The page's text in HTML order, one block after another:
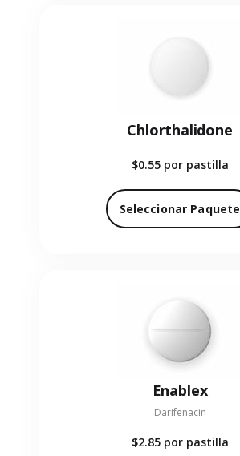
Chlorthalidone
$0.55 por pastilla
Seleccionar Paquete
Enablex
Darifenacin
$2.85 por pastilla